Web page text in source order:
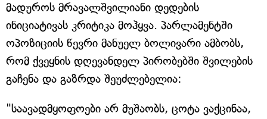
მადუროს მრავალშვილიანი დედების
ინიციატივას კრიტიკა მოჰყვა. პარლამენტში
ოპოზიციის წევრი მანუელ ბოლივარი ამბობს,
რომ ქვეყნის დღევანდელ პირობებში შვილების
გაჩენა და გაზრდა შეუძლებელია:
"საავადმყოფოები არ მუშაობს, ცოტა ვაქცინაა,